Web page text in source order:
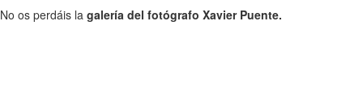
No os perdáis la galería del fotógrafo Xavier Puente.